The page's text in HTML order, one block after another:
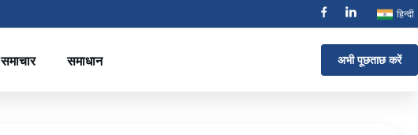
हिन्दी
समाचार समाधान अभी पूछताछ करें